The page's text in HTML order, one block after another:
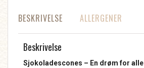
BESKRIVELSE ALLERGENER
Beskrivelse
Sjokoladescones – En drøm for alle